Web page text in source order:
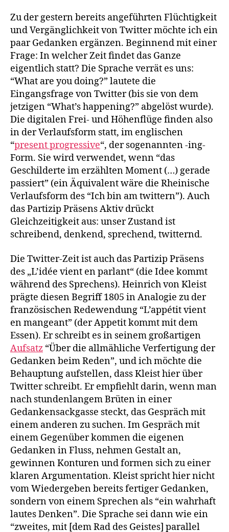
Zu der gestern bereits angeführten Flüchtigkeit
und Vergänglichkeit von Twitter möchte ich ein
paar Gedanken ergänzen. Beginnend mit einer
Frage: In welcher Zeit findet das Ganze
eigentlich statt? Die Sprache verrät es uns:
“What are you doing?” lautete die
Eingangsfrage von Twitter (bis sie von dem
jetzigen “What’s happening?” abgelöst wurde).
Die digitalen Frei- und Höhenflüge finden also
in der Verlaufsform statt, im englischen
“present progressive“, der sogenannten -ing-
Form. Sie wird verwendet, wenn “das
Geschilderte im erzählten Moment (…) gerade
passiert” (ein Äquivalent wäre die Rheinische
Verlaufsform des “Ich bin am twittern”). Auch
das Partizip Präsens Aktiv drückt
Gleichzeitigkeit aus: unser Zustand ist
schreibend, denkend, sprechend, twitternd.
Die Twitter-Zeit ist auch das Partizip Präsens
des „L’idée vient en parlant“ (die Idee kommt
während des Sprechens). Heinrich von Kleist
prägte diesen Begriff 1805 in Analogie zu der
französischen Redewendung “L’appétit vient
en mangeant” (der Appetit kommt mit dem
Essen). Er schreibt es in seinem großartigen
Aufsatz “Über die allmähliche Verfertigung der
Gedanken beim Reden”, und ich möchte die
Behauptung aufstellen, dass Kleist hier über
Twitter schreibt. Er empfiehlt darin, wenn man
nach stundenlangem Brüten in einer
Gedankensackgasse steckt, das Gespräch mit
einem anderen zu suchen. Im Gespräch mit
einem Gegenüber kommen die eigenen
Gedanken in Fluss, nehmen Gestalt an,
gewinnen Konturen und formen sich zu einer
klaren Argumentation. Kleist spricht hier nicht
vom Wiedergeben bereits fertiger Gedanken,
sondern von einem Sprechen als “ein wahrhaft
lautes Denken”. Die Sprache sei dann wie ein
“zweites, mit [dem Rad des Geistes] parallel